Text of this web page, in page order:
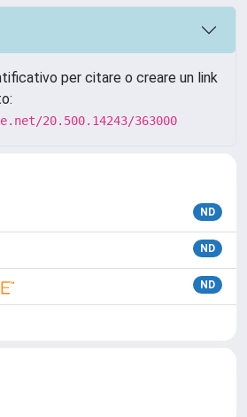
per citare o creare un link
20.500.14243/363000
ND
ND
ND